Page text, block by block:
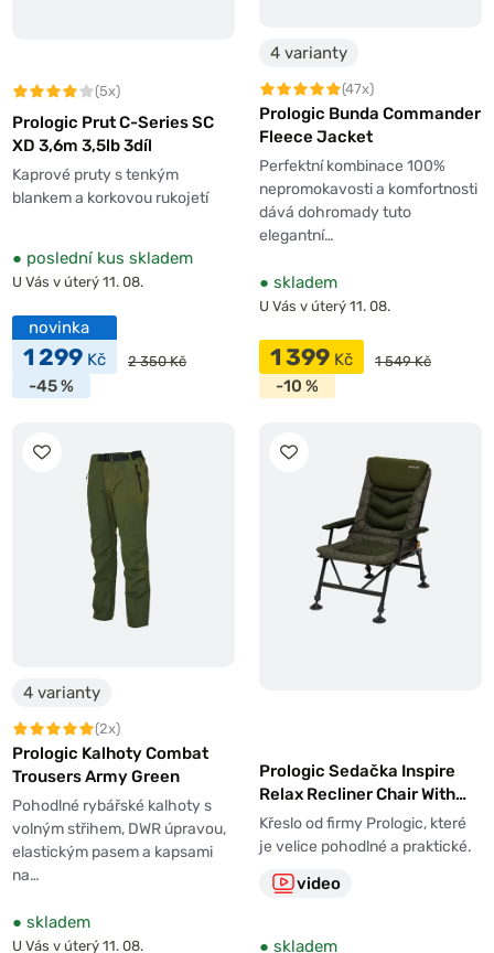
(5x)
Prologic Prut C-Series SC
XD 3,6m 3,5lb 3díl
Kaprové pruty s tenkým
blankem a korkovou rukojetí
● poslední kus skladem
U Vás v úterý 11. 08.
novinka
1 299 Kč 2 350 Kč
-45 %
4 varianty
(47x)
Prologic Bunda Commander
Fleece Jacket
Perfektní kombinace 100%
nepromokavosti a komfortnosti
dává dohromady tuto
elegantní…
● skladem
U Vás v úterý 11. 08.
1 399 Kč 1 549 Kč
-10 %
4 varianty
(2x)
Prologic Kalhoty Combat
Trousers Army Green
Pohodlné rybářské kalhoty s
volným střihem, DWR úpravou,
elastickým pasem a kapsami
na…
● skladem
U Vás v úterý 11. 08.
Prologic Sedačka Inspire
Relax Recliner Chair With
Armrests
Křeslo od firmy Prologic, které
je velice pohodlné a praktické.
video
● skladem